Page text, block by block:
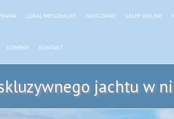
LOKAL MIESZKALNY NAUCZANIE SKLEP ONLINE
DOMENY KONTAKT
jachtu w